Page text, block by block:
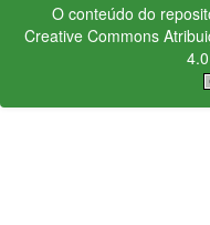
O conteúdo do
Creative Commons